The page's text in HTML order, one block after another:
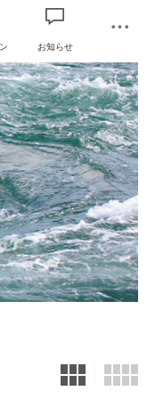
お知らせ